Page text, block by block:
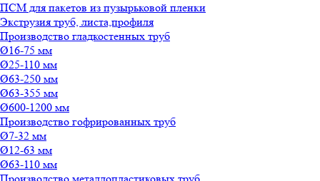
ПСМ для пакетов из пузырьковой пленки
Экструзия труб, листа,профиля
Производство гладкостенных труб
Ø16-75 мм
Ø25-110 мм
Ø63-250 мм
Ø63-355 мм
Ø600-1200 мм
Производство гофрированных труб
Ø7-32 мм
Ø12-63 мм
Ø63-110 мм